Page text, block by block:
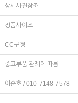
상세사진참조
정품사이즈
CC구형
중고부품 관례에 따름
이순호 / 010-7148-7578